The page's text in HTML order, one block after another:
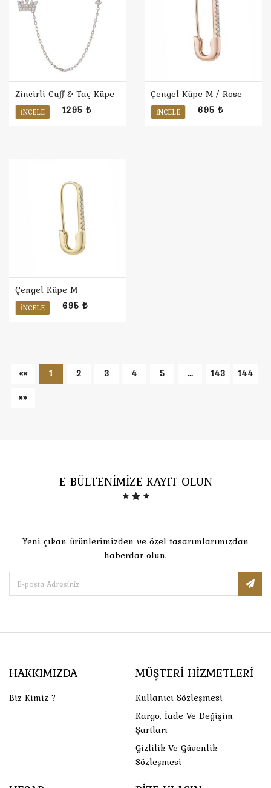
Zincirli Cuff & Taç Küpe
İNCELE 1295 ₺
Çengel Küpe M / Rose
İNCELE 695 ₺
Çengel Küpe M
İNCELE 695 ₺
«« 1 2 3 4 5 ... 143
144
»»
E-BÜLTENİMİZE KAYIT OLUN
Yeni çıkan ürünlerimizden ve özel tasarımlarımızdan
haberdar olun.
HAKKIMIZDA
Biz Kimiz ?
MÜŞTERI HIZMETLERI
Kullanıcı Sözleşmesi
Kargo, İade Ve Değişim
Şartları
Gizlilik Ve Güvenlik
Sözleşmesi